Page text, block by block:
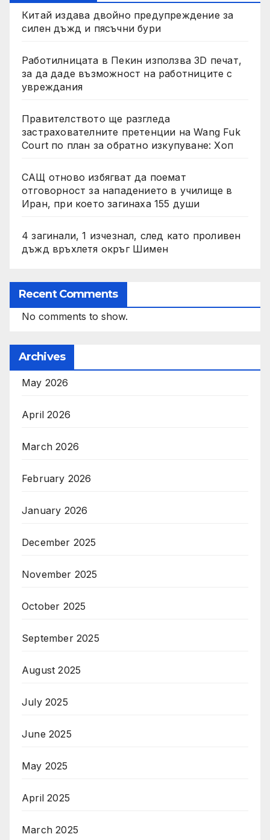
Китай издава двойно предупреждение за
силен дъжд и пясъчни бури
Работилницата в Пекин използва 3D печат,
за да даде възможност на работниците с
увреждания
Правителството ще разгледа
застрахователните претенции на Wang Fuk
Court по план за обратно изкупуване: Хоп
САЩ отново избягват да поемат
отговорност за нападението в училище в
Иран, при което загинаха 155 души
4 загинали, 1 изчезнал, след като проливен
дъжд връхлетя окръг Шимен
Recent Comments
No comments to show.
Archives
May 2026
April 2026
March 2026
February 2026
January 2026
December 2025
November 2025
October 2025
September 2025
August 2025
July 2025
June 2025
May 2025
April 2025
March 2025